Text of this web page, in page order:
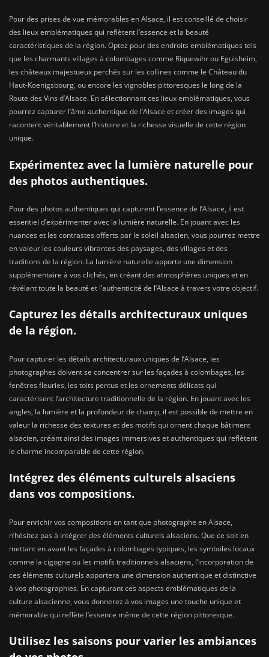
Pour des prises de vue mémorables en Alsace, il est conseillé de choisir
des lieux emblématiques qui reflètent l’essence et la beauté
caractéristiques de la région. Optez pour des endroits emblématiques tels
que les charmants villages à colombages comme Riquewihr ou Eguisheim,
les châteaux majestueux perchés sur les collines comme le Château du
Haut-Koenigsbourg, ou encore les vignobles pittoresques le long de la
Route des Vins d’Alsace. En sélectionnant ces lieux emblématiques, vous
pourrez capturer l’âme authentique de l’Alsace et créer des images qui
racontent véritablement l’histoire et la richesse visuelle de cette région
unique.
Expérimentez avec la lumière naturelle pour
des photos authentiques.
Pour des photos authentiques qui capturent l’essence de l’Alsace, il est
essentiel d’expérimenter avec la lumière naturelle. En jouant avec les
nuances et les contrastes offerts par le soleil alsacien, vous pourrez mettre
en valeur les couleurs vibrantes des paysages, des villages et des
traditions de la région. La lumière naturelle apporte une dimension
supplémentaire à vos clichés, en créant des atmosphères uniques et en
révélant toute la beauté et l’authenticité de l’Alsace à travers votre objectif.
Capturez les détails architecturaux uniques
de la région.
Pour capturer les détails architecturaux uniques de l’Alsace, les
photographes doivent se concentrer sur les façades à colombages, les
fenêtres fleuries, les toits pentus et les ornements délicats qui
caractérisent l’architecture traditionnelle de la région. En jouant avec les
angles, la lumière et la profondeur de champ, il est possible de mettre en
valeur la richesse des textures et des motifs qui ornent chaque bâtiment
alsacien, créant ainsi des images immersives et authentiques qui reflètent
le charme incomparable de cette région.
Intégrez des éléments culturels alsaciens
dans vos compositions.
Pour enrichir vos compositions en tant que photographe en Alsace,
n’hésitez pas à intégrer des éléments culturels alsaciens. Que ce soit en
mettant en avant les façades à colombages typiques, les symboles locaux
comme la cigogne ou les motifs traditionnels alsaciens, l’incorporation de
ces éléments culturels apportera une dimension authentique et distinctive
à vos photographies. En capturant ces aspects emblématiques de la
culture alsacienne, vous donnerez à vos images une touche unique et
mémorable qui reflète l’essence même de cette région pittoresque.
Utilisez les saisons pour varier les ambiances